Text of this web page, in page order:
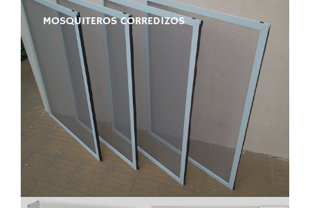
MOSQUITEROS CORREDIZOS